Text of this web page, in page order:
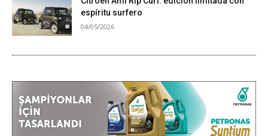
espíritu surfero
04/05/2026